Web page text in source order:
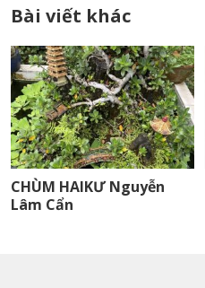
Bài viết khác
CHÙM HAIKƯ Nguyễn
Lâm Cẩn